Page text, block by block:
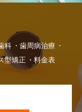
科
歯周病治療
型矯正 料金表